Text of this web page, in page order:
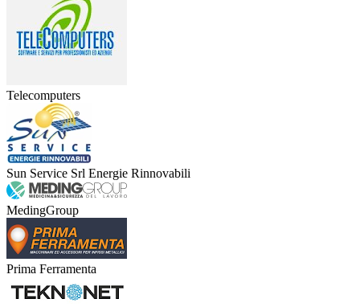
Telecomputers
Sun Service Srl Energie Rinnovabili
MedingGroup
Prima Ferramenta